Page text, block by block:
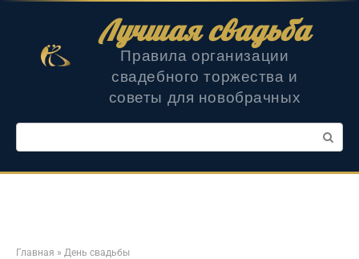
Лучшая свадьба
Правила организации
свадебного торжества и
советы для новобрачных
Поиск:
Главная » День свадьбы